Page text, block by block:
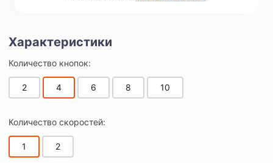
Количество кнопок:
2 4 6 8 10
Количество скоростей:
1 2